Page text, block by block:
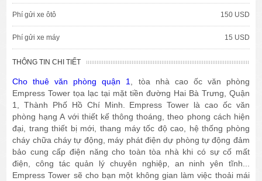
Phí gửi xe ôtô 150 USD
Phí gửi xe máy 15 USD
THÔNG TIN CHI TIẾT
Cho thuê văn phòng quận 1, tòa nhà cao ốc văn phòng
Empress Tower tọa lạc tại mặt tiền đường Hai Bà Trưng, Quận
1, Thành Phố Hồ Chí Minh. Empress Tower là cao ốc văn
phòng hạng A với thiết kế thông thoáng, theo phong cách hiện
đại, trang thiết bị mới, thang máy tốc độ cao, hệ thống phòng
cháy chữa cháy tự động, máy phát điện dự phòng tự động đảm
bảo cung cấp điện năng cho toàn tòa nhà khi có sự cố mất
điện, công tác quản lý chuyên nghiệp, an ninh yên tĩnh...
Empress Tower sẽ cho bạn một không gian làm việc thoải mái